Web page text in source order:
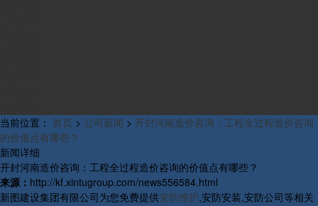
当前位置： 首页 > 公司新闻 > 开封河南造价咨询：工程全过程造价咨询
的价值点有哪些？
新闻详细
开封河南造价咨询：工程全过程造价咨询的价值点有哪些？
来源： http://kf.xintugroup.com/news556584.html
新图建设集团有限公司为您免费提供安防维护,安防安装,安防公司等相关